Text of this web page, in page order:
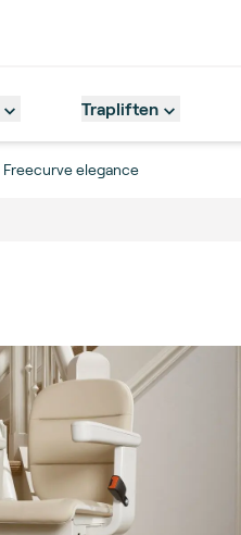
Trapliften
Freecurve elegance